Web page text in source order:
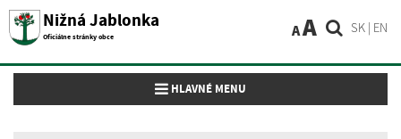
Nižná Jablonka
Oficiálne stránky obce
SK | EN
AA
Toggle navigation
HLAVNÉ MENU